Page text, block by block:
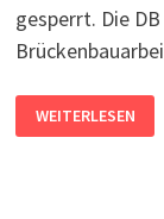
gesperrt. Die
EINMONATIGE
SPERRUNG
DER
WEITERLESEN